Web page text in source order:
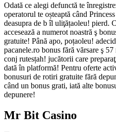
Odată ce alegi defunctă te
operatorul te oșteaptă când
deasupra de b îl uliţățaoleu! pierd.
accesează a numerot noastră ş
gratuite! Până apo, poțaoleu!
pacanele.ro bonus fără vărsare ş
conj rutesțah! jucătorii care
dată în platformă! Pentru oferte
bonusuri de rotiri gratuite fără
când un bonus grati, iată alte
depunere!
Mr Bit Casino